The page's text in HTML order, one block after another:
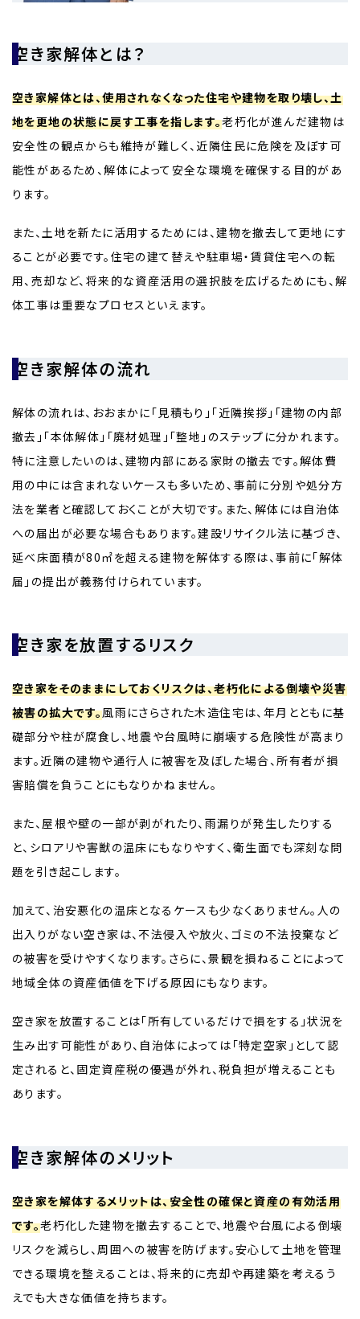
空き家解体とは？
空き家解体とは、使用されなくなった住宅や建物を取り壊し、土
地を更地の状態に戻す工事を指します。老朽化が進んだ建物は
安全性の観点からも維持が難しく、近隣住民に危険を及ぼす可
能性があるため、解体によって安全な環境を確保する目的があ
ります。
また、土地を新たに活用するためには、建物を撤去して更地にす
ることが必要です。住宅の建て替えや駐車場・賃貸住宅への転
用、売却など、将来的な資産活用の選択肢を広げるためにも、解
体工事は重要なプロセスといえます。
空き家解体の流れ
解体の流れは、おおまかに「見積もり」「近隣挨拶」「建物の内部
撤去」「本体解体」「廃材処理」「整地」のステップに分かれます。
特に注意したいのは、建物内部にある家財の撤去です。解体費
用の中には含まれないケースも多いため、事前に分別や処分方
法を業者と確認しておくことが大切です。また、解体には自治体
への届出が必要な場合もあります。建設リサイクル法に基づき、
延べ床面積が80㎡を超える建物を解体する際は、事前に「解体
届」の提出が義務付けられています。
空き家を放置するリスク
空き家をそのままにしておくリスクは、老朽化による倒壊や災害
被害の拡大です。風雨にさらされた木造住宅は、年月とともに基
礎部分や柱が腐食し、地震や台風時に崩壊する危険性が高まり
ます。近隣の建物や通行人に被害を及ぼした場合、所有者が損
害賠償を負うことにもなりかねません。
また、屋根や壁の一部が剥がれたり、雨漏りが発生したりする
と、シロアリや害獣の温床にもなりやすく、衛生面でも深刻な問
題を引き起こします。
加えて、治安悪化の温床となるケースも少なくありません。人の
出入りがない空き家は、不法侵入や放火、ゴミの不法投棄など
の被害を受けやすくなります。さらに、景観を損ねることによって
地域全体の資産価値を下げる原因にもなります。
空き家を放置することは「所有しているだけで損をする」状況を
生み出す可能性があり、自治体によっては「特定空家」として認
定されると、固定資産税の優遇が外れ、税負担が増えることも
あります。
空き家解体のメリット
空き家を解体するメリットは、安全性の確保と資産の有効活用
です。老朽化した建物を撤去することで、地震や台風による倒壊
リスクを減らし、周囲への被害を防げます。安心して土地を管理
できる環境を整えることは、将来的に売却や再建築を考えるう
えでも大きな価値を持ちます。